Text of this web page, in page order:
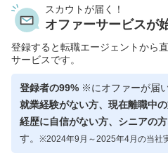
スカウトが届く！
オファーサービスが
登録すると転職エージェントから
サービスです。
登録者の99% ※にオファーが届
就業経験がない方、現在離職中
経歴に自信がない方、シニアの方
す。 ※2024年9月～2025年4月の当社